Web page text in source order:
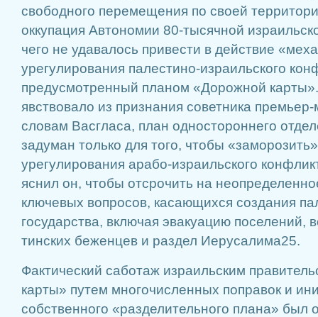
свободного пе­ремещения по своей
оккупация Автоно­мии 80-тысячной
чего не уда­валось привести в действие
урегули­рования палестино-израильско­го
предусмотренный планом «Дорожной
явствовало из при­знания советника
словам Васгласа, план одностороннего
задуман только для того, чтобы
урегули­рования арабо-израильского
яснил он, чтобы отсрочить на
ключевых вопросов, каса­ющихся создания
государства, включая эвакуацию
тинских беженцев и раздел Ие­русалима25.
Фактический саботаж изра­ильским
карты» путем многочис­ленных поправок и
собственного «разде­лительного плана» был